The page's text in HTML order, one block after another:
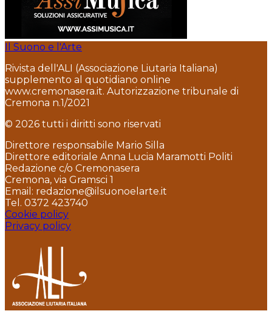
Il Suono e l'Arte
Rivista dell'ALI (Associazione Liutaria Italiana)
supplemento al quotidiano online
www.cremonasera.it. Autorizzazione tribunale di
Cremona n.1/2021
© 2026 tutti i diritti sono riservati
Direttore responsabile Mario Silla
Direttore editoriale Anna Lucia Maramotti Politi
Redazione c/o Cremonasera
Cremona, via Gramsci 1
Email: redazione@ilsuonoelarte.it
Tel. 0372 423740
Cookie policy
Privacy policy